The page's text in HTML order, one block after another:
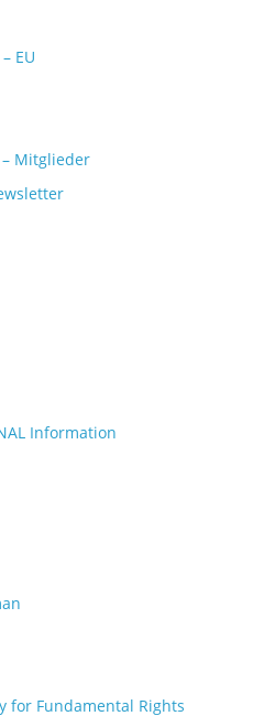
EU
Mitglieder
Information
for Fundamental Rights